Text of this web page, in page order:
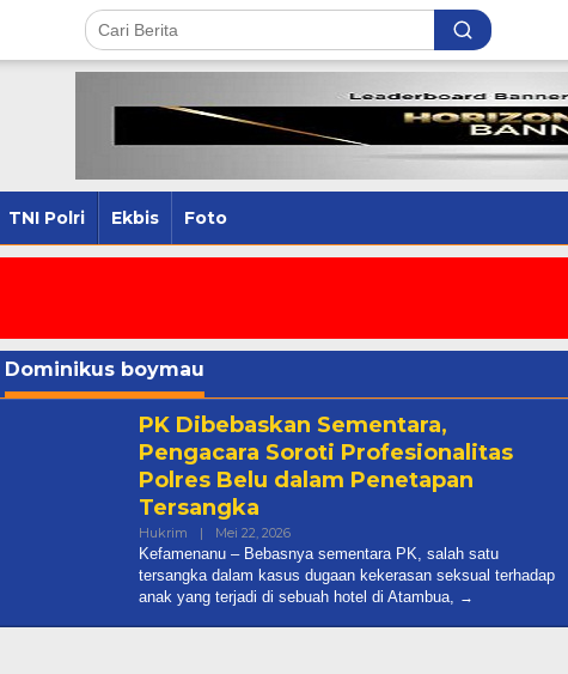
TNI Polri Ekbis Foto
Dominikus boymau
PK Dibebaskan Sementara,
Pengacara Soroti Profesionalitas
Polres Belu dalam Penetapan
Tersangka
Hukrim | Mei 22, 2026Oleh
Mitranews.id
Kefamenanu – Bebasnya sementara PK, salah satu
tersangka dalam kasus dugaan kekerasan seksual terhadap
anak yang terjadi di sebuah hotel di Atambua,